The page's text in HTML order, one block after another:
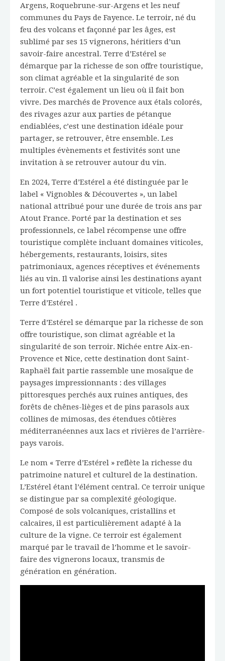
Argens, Roquebrune-sur-Argens et les neuf
communes du Pays de Fayence. Le terroir, né du
feu des volcans et façonné par les âges, est
sublimé par ses 15 vignerons, héritiers d’un
savoir-faire ancestral. Terre d’Estérel se
démarque par la richesse de son offre touristique,
son climat agréable et la singularité de son
terroir. C’est également un lieu où il fait bon
vivre. Des marchés de Provence aux étals colorés,
des rivages azur aux parties de pétanque
endiablées, c’est une destination idéale pour
partager, se retrouver, être ensemble. Les
multiples évènements et festivités sont une
invitation à se retrouver autour du vin.
En 2024, Terre d’Estérel a été distinguée par le
label « Vignobles & Découvertes », un label
national attribué pour une durée de trois ans par
Atout France. Porté par la destination et ses
professionnels, ce label récompense une offre
touristique complète incluant domaines viticoles,
hébergements, restaurants, loisirs, sites
patrimoniaux, agences réceptives et événements
liés au vin. Il valorise ainsi les destinations ayant
un fort potentiel touristique et viticole, telles que
Terre d’Estérel .
Terre d’Estérel se démarque par la richesse de son
offre touristique, son climat agréable et la
singularité de son terroir. Nichée entre Aix-en-
Provence et Nice, cette destination dont Saint-
Raphaël fait partie rassemble une mosaïque de
paysages impressionnants : des villages
pittoresques perchés aux ruines antiques, des
forêts de chênes-lièges et de pins parasols aux
collines de mimosas, des étendues côtières
méditerranéennes aux lacs et rivières de l’arrière-
pays varois.
Le nom « Terre d’Estérel » reflète la richesse du
patrimoine naturel et culturel de la destination.
L’Estérel étant l’élément central. Ce terroir unique
se distingue par sa complexité géologique.
Composé de sols volcaniques, cristallins et
calcaires, il est particulièrement adapté à la
culture de la vigne. Ce terroir est également
marqué par le travail de l’homme et le savoir-
faire des vignerons locaux, transmis de
génération en génération.